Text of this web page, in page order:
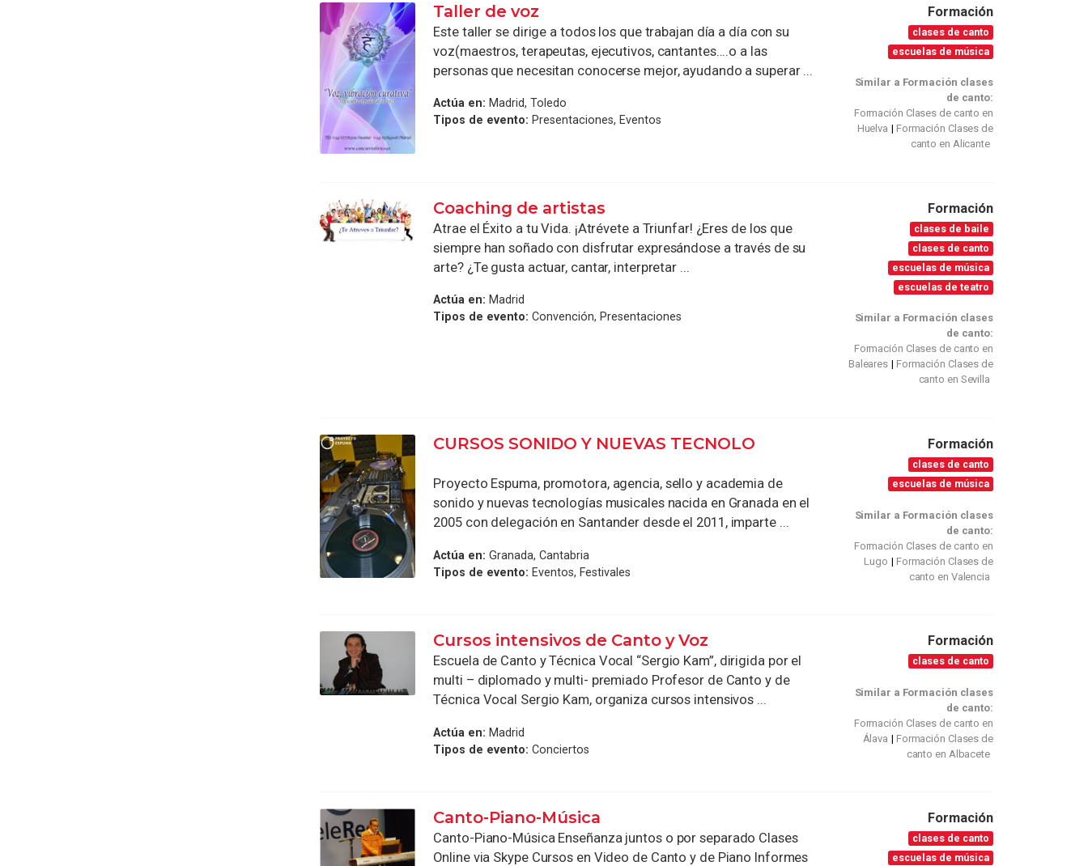
Taller de voz
Este taller se dirige a todos los que trabajan día a día con su
voz(maestros, terapeutas, ejecutivos, cantantes....o a las
personas que necesitan conocerse mejor, ayudando a superar ...
Actúa en: Madrid, Toledo
Tipos de evento: Presentaciones, Eventos
Formación
clases de canto
escuelas de música
Similar a Formación clases
de canto:
Formación Clases de canto en
Huelva
Formación Clases de
canto en Alicante
Coaching de artistas
Atrae el Éxito a tu Vida. ¡Atrévete a Triunfar! ¿Eres de los que
siempre han soñado con disfrutar expresándose a través de su
arte? ¿Te gusta actuar, cantar, interpretar ...
Actúa en: Madrid
Tipos de evento: Convención, Presentaciones
Formación
clases de baile
clases de canto
escuelas de música
escuelas de teatro
Similar a Formación clases
de canto:
Formación Clases de canto en
Baleares
Formación Clases de
canto en Sevilla
CURSOS SONIDO Y NUEVAS TECNOLO
Proyecto Espuma, promotora, agencia, sello y academia de
sonido y nuevas tecnologías musicales nacida en Granada en el
2005 con delegación en Santander desde el 2011, imparte ...
Actúa en: Granada, Cantabria
Tipos de evento: Eventos, Festivales
Formación
clases de canto
escuelas de música
Similar a Formación clases
de canto:
Formación Clases de canto en
Lugo
Formación Clases de
canto en Valencia
Cursos intensivos de Canto y Voz
Escuela de Canto y Técnica Vocal “Sergio Kam”, dirigida por el
multi – diplomado y multi- premiado Profesor de Canto y de
Técnica Vocal Sergio Kam, organiza cursos intensivos ...
Actúa en: Madrid
Tipos de evento: Conciertos
Formación
clases de canto
Similar a Formación clases
de canto:
Formación Clases de canto en
Álava
Formación Clases de
canto en Albacete
Canto-Piano-Música
Canto-Piano-Música Enseñanza juntos o por separado Clases
Online via Skype Cursos en Video de Canto y de Piano Informes
Formación
clases de canto
escuelas de música